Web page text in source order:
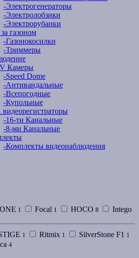
-Электрогенераторы
-Электролобзики
-Электрорубанки
газоном
-Газонокосилки
-Триммеры
Камеры
-Speed Dome
-Антивандальные
-Всепогодные
-Купольные
-16-ти Канальные
-8-ми Канальные
-Комплекты видеонаблюдения
1 Focal 1 HOCO 8 Intego
1 Ritmix 1 SilverStone F1 1
4